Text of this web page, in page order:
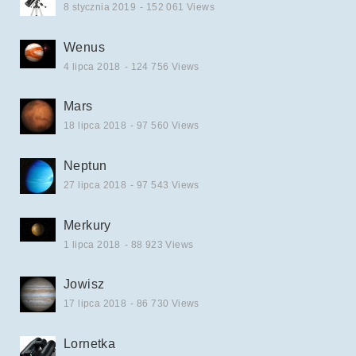
8 stycznia 2019 - 152 061 Views
Wenus
4 lipca 2018 - 124 756 Views
Mars
18 lipca 2018 - 97 560 Views
Neptun
27 lipca 2018 - 97 543 Views
Merkury
1 lipca 2018 - 88 923 Views
Jowisz
17 lipca 2018 - 86 730 Views
Lornetka